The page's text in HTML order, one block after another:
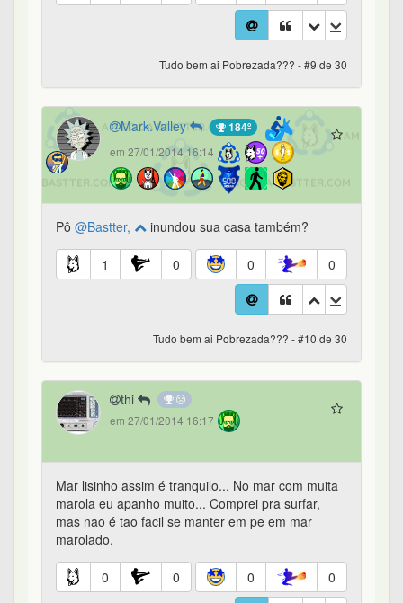
Tudo bem ai Pobrezada??? - #9 de 30
Mark.Valley 184º
em 27/01/2014 16:14
Pô @Bastter, inundou sua casa também?
1 0 0 0
Tudo bem ai Pobrezada??? - #10 de 30
thi
em 27/01/2014 16:17
Mar lisinho assim é tranquilo... No mar com muita
marola eu apanho muito... Comprei pra surfar,
mas nao é tao facil se manter em pe em mar
marolado.
0 0 0 0